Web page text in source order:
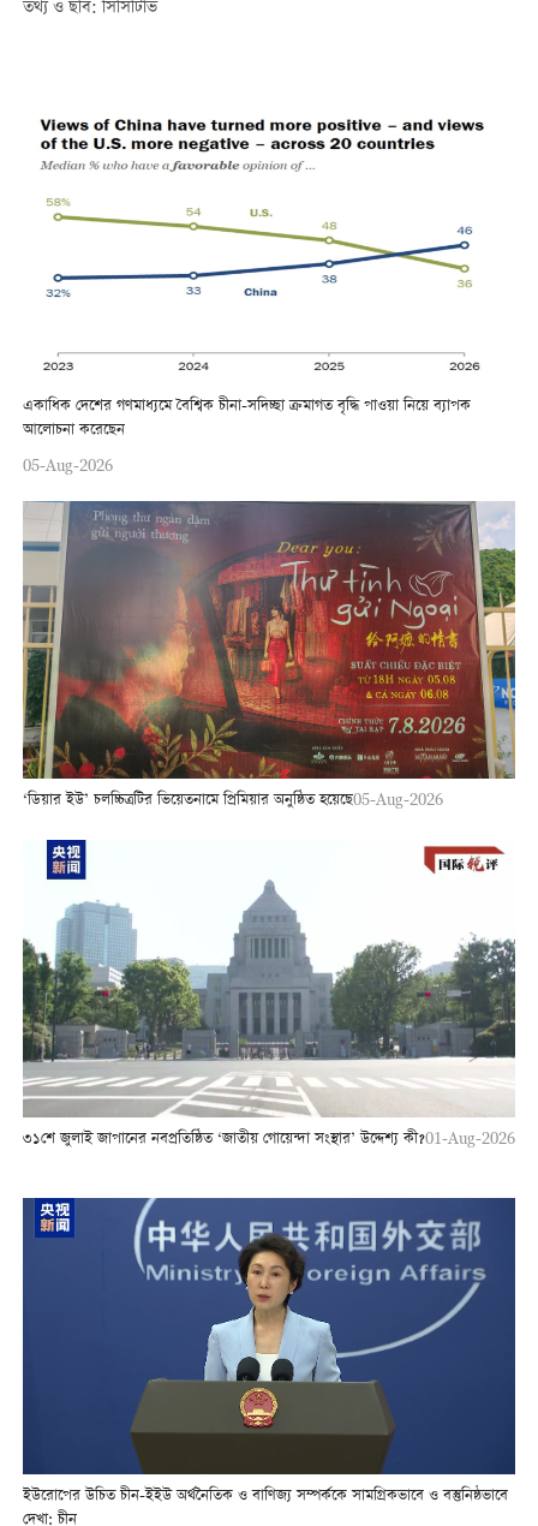
তথ্য ও ছবি: সিসিটিভি
একাধিক দেশের গণমাধ্যমে বৈশ্বিক চীনা-সদিচ্ছা ক্রমাগত বৃদ্ধি পাওয়া নিয়ে ব্যাপক
আলোচনা করেছেন
05-Aug-2026
‘ডিয়ার ইউ’ চলচ্চিত্রটির ভিয়েতনামে প্রিমিয়ার অনুষ্ঠিত হয়েছে05-Aug-2026
৩১শে জুলাই জাপানের নবপ্রতিষ্ঠিত ‘জাতীয় গোয়েন্দা সংস্থার’ উদ্দেশ্য কী?01-Aug-2026
ইউরোপের উচিত চীন-ইইউ অর্থনৈতিক ও বাণিজ্য সম্পর্ককে সামগ্রিকভাবে ও বস্তুনিষ্ঠভাবে